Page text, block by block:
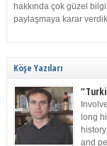
hakkında çok güzel
paylaşmaya karar
Köşe Yazıları
long
and